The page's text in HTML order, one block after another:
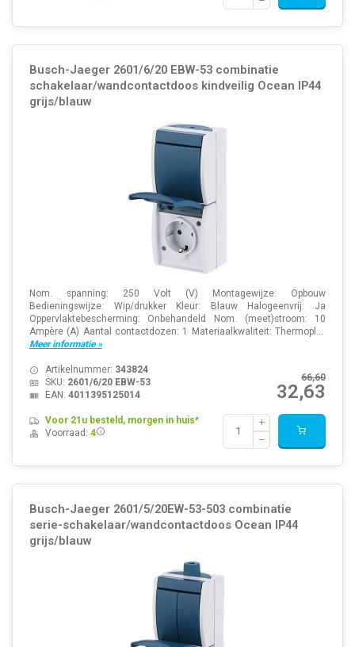
Busch-Jaeger 2601/6/20 EBW-53 combinatie
schakelaar/wandcontactdoos kindveilig Ocean IP44
grijs/blauw
Nom. spanning: 250 Volt (V) Montagewijze: Opbouw
Bedieningswijze: Wip/drukker Kleur: Blauw Halogeenvrij: Ja
Oppervlaktebescherming: Onbehandeld Nom. (meet)stroom: 10
Ampère (A) Aantal contactdozen: 1 Materiaalkwaliteit: Thermopl...
Meer informatie »
66,60
32,63
Artikelnummer: 343824
SKU: 2601/6/20 EBW-53
EAN: 4011395125014
Voor 21u besteld, morgen in huis*
Voorraad: 4
Busch-Jaeger 2601/5/20EW-53-503 combinatie
serie-schakelaar/wandcontactdoos Ocean IP44
grijs/blauw